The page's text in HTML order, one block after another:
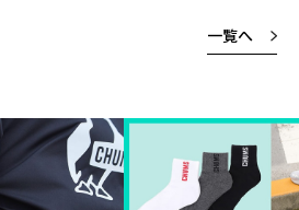
たが、厚くて
なく、しっか
様なところも
一覧へ